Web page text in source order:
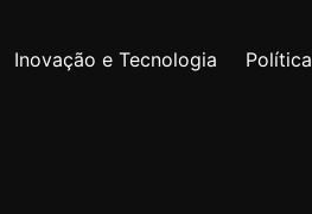
Inovação e Tecnologia Política